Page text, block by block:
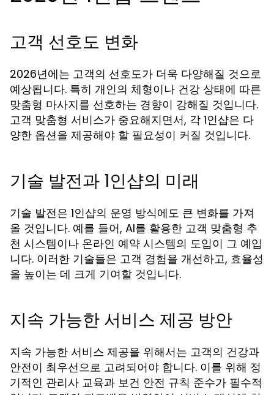
고객 선호도 변화
2026년에는 고객의 선호도가 더욱 다양해질 것으로
예상됩니다. 특히 개인의 체형이나 건강 상태에 따른
맞춤형 마사지를 선호하는 경향이 강해질 것입니다.
고객 맞춤형 서비스가 중요해지면서, 각 1인샵은 다
양한 옵션을 제공해야 할 필요성이 커질 것입니다.
기술 발전과 1인샵의 미래
기술 발전은 1인샵의 운영 방식에도 큰 변화를 가져
올 것입니다. 예를 들어, AI를 활용한 고객 맞춤형 추
천 시스템이나 온라인 예약 시스템의 도입이 그 예입
니다. 이러한 기술들은 고객 경험을 개선하고, 효율성
을 높이는 데 크게 기여할 것입니다.
지속 가능한 서비스 제공 방안
지속 가능한 서비스 제공을 위해서는 고객의 건강과
안전이 최우선으로 고려되어야 합니다. 이를 위해 정
기적인 관리사 교육과 보건 안전 규칙 준수가 필수적